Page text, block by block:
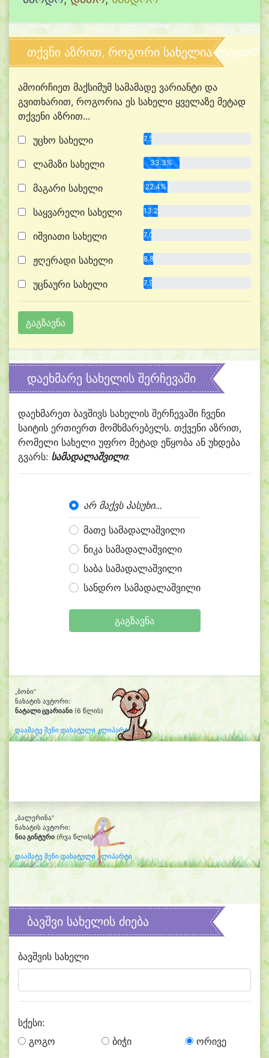
თქვნი აზრით, როგორი სახელია ლადო?
ამოირჩიეთ მაქსიმუმ სამამადე ვარიანტი და
გვითხარით, როგორია ეს სახელი ყველაზე მეტად
თქვენი აზრით...
უცხო სახელი
7.5%
ლამაზი სახელი 33.3%
მაგარი სახელი 22.4%
საყვარელი სახელი 13.2%
იშვიათი სახელი 7.0%
ჟღერადი სახელი 8.8%
უცნაური სახელი 7.9%
დაეხმარე სახელის შერჩევაში
დაეხმარეთ ბავშივს სახელის შერჩევაში ჩვენი
საიტის ერთიერთ მომხმარებელს. თქვენი აზრით,
რომელი სახელი უფრო მეტად ეწყობა ან უხდება
გვარს: სამადალაშვილი:
არ მაქვს პასუხი...
მათე სამადალაშვილი
ნიკა სამადალაშვილი
საბა სამადალაშვილი
სანდრო სამადალაშვილი
გაგზავნა
„ბობი“
ნახატის ავტორი:
ნატალი ცვარიანი (6 წლის)
დაამატე შენი დახატული კლიპარტი
„ბალერინა“
ნახატის ავტორი:
ნია გინტური(რვა წლის)
დაამატე შენი დახატული კლიპარტი
ბავშვი სახელის ძიება
ბავშვის სახელი
სქესი:
გოგო
ბიჭი ორივე